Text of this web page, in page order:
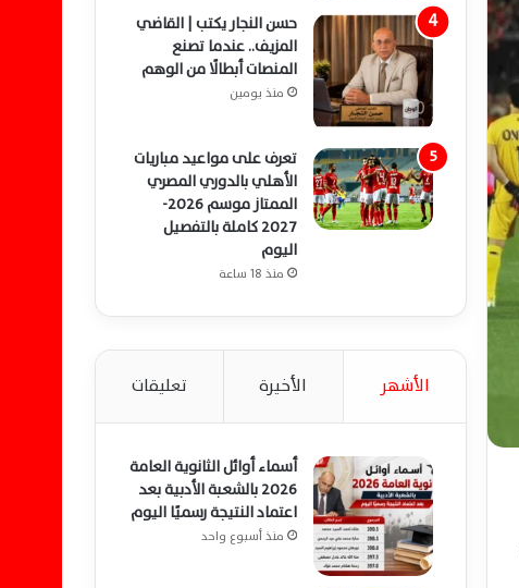
حسن النجار يكتب | القاضي
المزيف.. عندما تصنع
المنصات أبطالًا من الوهم
منذ يومين
تعرف على مواعيد مباريات
الأهلي بالدوري المصري
الممتاز موسم 2026-
2027 كاملة بالتفصيل
اليوم
منذ 18 ساعة
الأشهر الأخيرة تعليقات
أسماء أوائل الثانوية العامة
2026 بالشعبة الأدبية بعد
اعتماد النتيجة رسميًا اليوم
منذ أسبوع واحد